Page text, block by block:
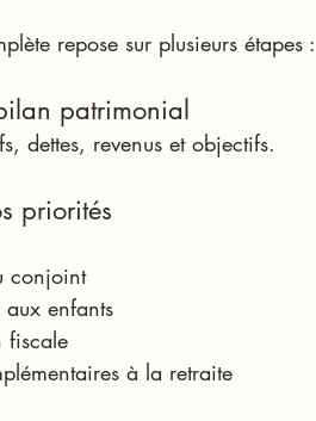
repose sur plusieurs étapes :
patrimonial
dettes, revenus et objectifs.
priorités
conjoint
aux enfants
fiscale
à la retraite